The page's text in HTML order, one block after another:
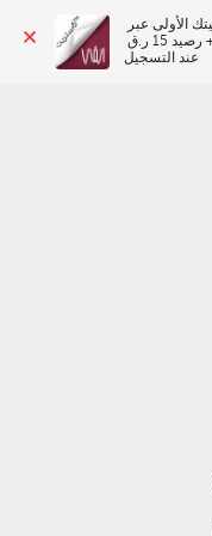
عند التسجيل